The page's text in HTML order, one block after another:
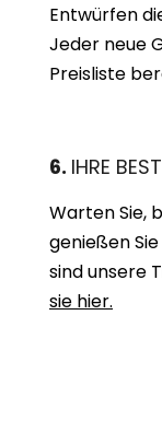
Entwürfen
Jeder neue
Preisliste
6. IHRE
Warten Sie,
genießen
sind unsere
sie hier.